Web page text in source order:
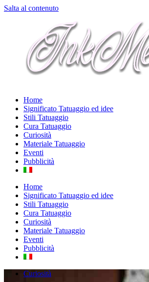
Salta al contenuto
Home
Significato Tatuaggio ed idee
Stili Tatuaggio
Cura Tatuaggio
Curiosità
Materiale Tatuaggio
Eventi
Pubblicità
Home
Significato Tatuaggio ed idee
Stili Tatuaggio
Cura Tatuaggio
Curiosità
Materiale Tatuaggio
Eventi
Pubblicità
Curiosità